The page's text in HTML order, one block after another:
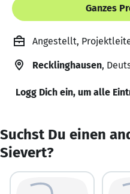
Ganzes
Angestellt,
Recklinghausen,
Logg Dich ein, um alle
Suchst Du einen
Sievert?